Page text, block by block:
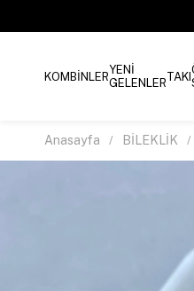
KOMBİNLERYENİ
GELENLERTAKI
Anasayfa BİLEKLİK